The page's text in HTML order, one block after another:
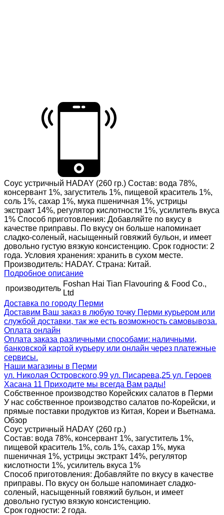
Соус устричный HADAY (260 гр.) Состав: вода 78%,
консервант 1%, загуститель 1%, пищевой краситель 1%,
соль 1%, сахар 1%, мука пшеничная 1%, устрицы
экстракт 14%, регулятор кислотности 1%, усилитель вкуса
1% Способ приготовления: Добавляйте по вкусу в
качестве приправы. По вкусу он больше напоминает
сладко-соленый, насыщенный говяжий бульон, и имеет
довольно густую вязкую консистенцию. Срок годности: 2
года. Условия хранения: хранить в сухом месте.
Производитель: HADAY. Страна: Китай.
Подробное описание
производитель
Foshan Hai Tian Flavouring & Food Co.,
Ltd
Доставка по городу Перми
Доставим Ваш заказ в любую точку Перми курьером или
службой доставки, так же есть возможность самовывоза.
Оплата онлайн
Оплата заказа различными способами: наличными,
банковской картой курьеру или онлайн через платежные
сервисы.
Наши магазины в Перми
ул. Николая Островского,99 ул. Писарева,25 ул. Героев
Хасана 11 Приходите мы всегда Вам рады!
Собственное производство Корейских салатов в Перми
У нас собственное производство салатов по-Корейски, и
прямые поставки продуктов из Китая, Кореи и Вьетнама.
Обзор
Соус устричный HADAY (260 гр.)
Состав: вода 78%, консервант 1%, загуститель 1%,
пищевой краситель 1%, соль 1%, сахар 1%, мука
пшеничная 1%, устрицы экстракт 14%, регулятор
кислотности 1%, усилитель вкуса 1%
Способ приготовления: Добавляйте по вкусу в качестве
приправы. По вкусу он больше напоминает сладко-
соленый, насыщенный говяжий бульон, и имеет
довольно густую вязкую консистенцию.
Срок годности: 2 года.